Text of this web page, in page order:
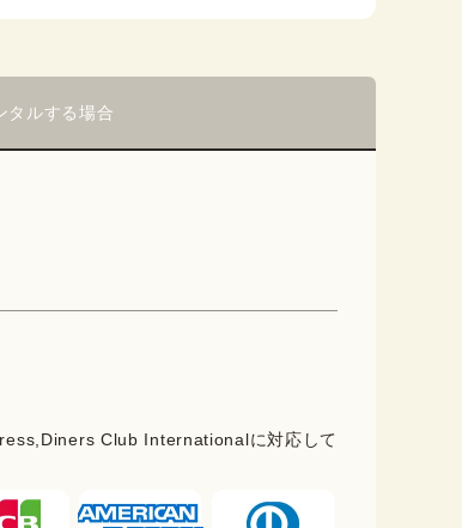
タルする場合
Club Internationalに対応して